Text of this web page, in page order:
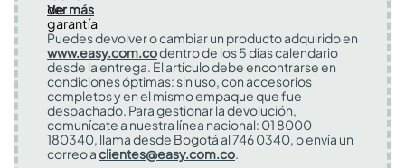
Ver más
Puedes devolver o cambiar un producto adquirido en
www.easy.com.codentro de los 5 días calendario
desde la entrega. El artículo debe encontrarse en
condiciones óptimas: sin uso, con accesorios
completos y en el mismo empaque que fue
despachado. Para gestionar la devolución,
comunícate a nuestra línea nacional: 01 8000
180340, llama desde Bogotá al 746 0340, o envía un
correo aclientes@easy.com.co.